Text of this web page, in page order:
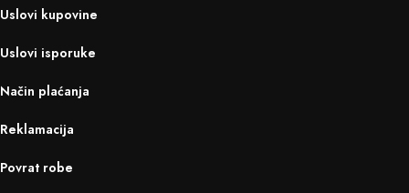
Uslovi kupovine
Uslovi isporuke
Način plaćanja
Reklamacija
Povrat robe